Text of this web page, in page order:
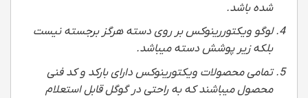
شده باشد.
لوگو ویکتوررینوکس بر روی دسته هرگز برجسته نیست
بلکه زیر پوشش دسته میباشد.
تمامی محصولات ویکتورینوکس دارای بارکد و کد فنی
محصول میباشند که به راحتی در گوگل قابل استعلام